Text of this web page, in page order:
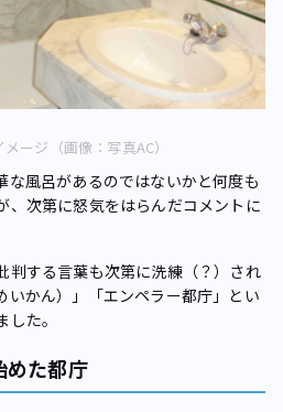
ージ（画像：写真AC）
風呂があるのではないかと何度も
、次第に怒気をはらんだコメントに
する言葉も次第に洗練（？）され
いかん）」「エンペラー都庁」とい
た。
めた都庁